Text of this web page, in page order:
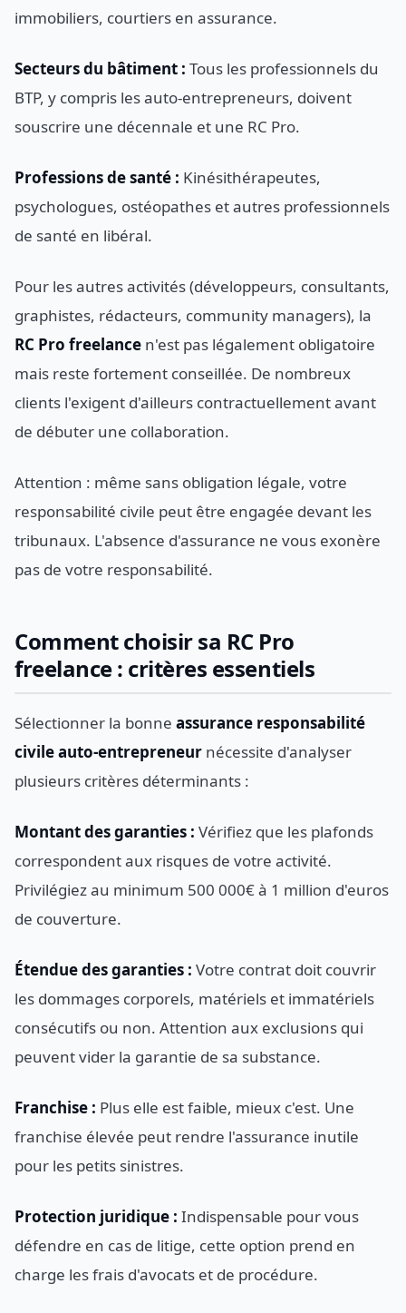
immobiliers, courtiers en assurance.
Secteurs du bâtiment : Tous les professionnels du
BTP, y compris les auto-entrepreneurs, doivent
souscrire une décennale et une RC Pro.
Professions de santé : Kinésithérapeutes,
psychologues, ostéopathes et autres professionnels
de santé en libéral.
Pour les autres activités (développeurs, consultants,
graphistes, rédacteurs, community managers), la
RC Pro freelance n'est pas légalement obligatoire
mais reste fortement conseillée. De nombreux
clients l'exigent d'ailleurs contractuellement avant
de débuter une collaboration.
Attention : même sans obligation légale, votre
responsabilité civile peut être engagée devant les
tribunaux. L'absence d'assurance ne vous exonère
pas de votre responsabilité.
Comment choisir sa RC Pro
freelance : critères essentiels
Sélectionner la bonne assurance responsabilité
civile auto-entrepreneur nécessite d'analyser
plusieurs critères déterminants :
Montant des garanties : Vérifiez que les plafonds
correspondent aux risques de votre activité.
Privilégiez au minimum 500 000€ à 1 million d'euros
de couverture.
Étendue des garanties : Votre contrat doit couvrir
les dommages corporels, matériels et immatériels
consécutifs ou non. Attention aux exclusions qui
peuvent vider la garantie de sa substance.
Franchise : Plus elle est faible, mieux c'est. Une
franchise élevée peut rendre l'assurance inutile
pour les petits sinistres.
Protection juridique : Indispensable pour vous
défendre en cas de litige, cette option prend en
charge les frais d'avocats et de procédure.